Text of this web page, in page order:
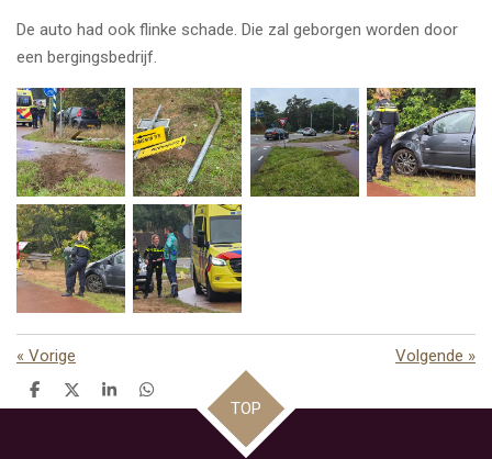
De auto had ook flinke schade. Die zal geborgen worden door
een bergingsbedrijf.
« Vorige Volgende »
D
e
D
e
S
h
D
e
TOP